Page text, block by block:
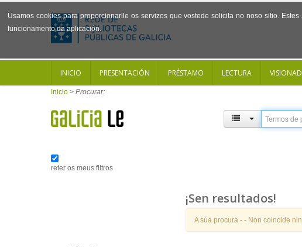
Usamos cookies para proporcionarlle os servizos que vostede solicita no noso sitio.
funcionamento da aplicación.
INICIO PRESENTACIÓN PRÉSTAMO LECTURA
Inicio > Procurar:
reter os meus filtros
¡Sen resultados!
A súa procura - - Non coincide